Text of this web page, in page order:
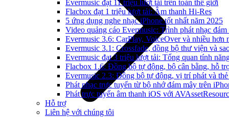
Evermusic đạt 11 triệu lượt tải trên toàn thế giới
Flacbox đạt 1 triệu lượt tải: Âm thanh Hi-Res
5 ứng dụng nghe nhạc iPhone tốt nhất năm 2025
Video quảng cáo Evermusic: Trình phát nhạc đám
Evermusic 3.6: CarPlay, VoiceOver và nhiều hơn
Evermusic 3.1: Crossfade, đồng bộ thư viện và
Evermusic đạt 3 triệu lượt tải: Tổng quan tính
Flacbox 1.6: Đồng bộ tự động, bộ cân bằng, hỗ
Evermusic 2.3: Đồng bộ tự động, vị trí phát và thẻ
Phát nhạc trực tuyến từ bộ nhớ đám mây trên
Phát trực tuyến âm thanh iOS với
Hỗ trợ
Liên hệ với chúng tôi